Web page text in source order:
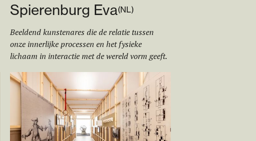
Spierenburg Eva(NL)
Beeldend kunstenares die de relatie tussen
onze innerlijke processen en het fysieke
lichaam in interactie met de wereld vorm geeft.